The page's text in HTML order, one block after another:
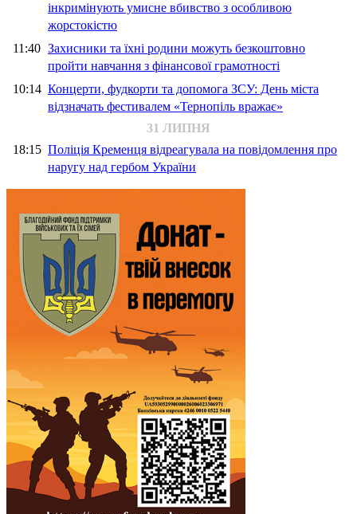
інкримінують умисне вбивство з особливою
жорстокістю
11:40 Захисники та їхні родини можуть безкоштовно
пройти навчання з фінансової грамотності
10:14 Концерти, фудкорти та допомога ЗСУ: День міста
відзначать фестивалем «Тернопіль вражає»
31 ЛИПНЯ
18:15 Поліція Кременця відреагувала на повідомлення про
наругу над гербом України